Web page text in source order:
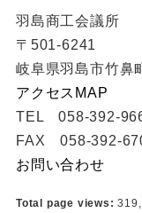
羽島商工会議所
〒501-6241
岐阜県羽島市竹鼻
アクセスMAP
TEL 058-392-
FAX 058-392-
お問い合わせ
Total page views: